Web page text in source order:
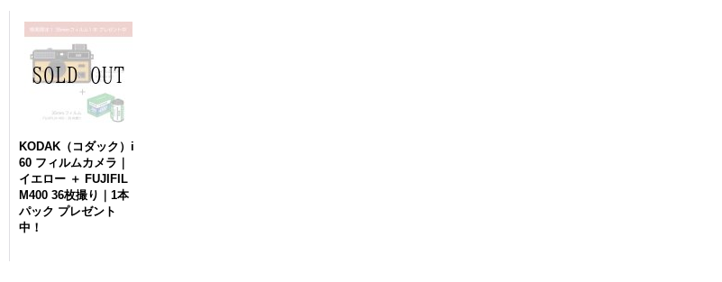
KODAK（コダック）i
60 フィルムカメラ｜
イエロー ＋ FUJIFIL
M400 36枚撮り｜1本
パック プレゼント
中！